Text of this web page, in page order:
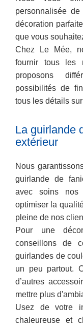
personnalisée
décoration
que vous
Chez Le Mée,
fournir tous les
proposons
possibilités de
tous les détails
La guirlande
extérieur
Nous
guirlande de
avec soins nos
optimiser la
pleine de nos
Pour une
conseillons de
guirlandes de
un peu partout.
d’autres
mettre plus
Usez de votre
chaleureuse et